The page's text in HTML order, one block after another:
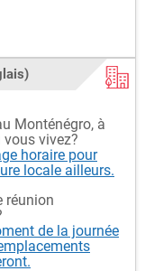
Monténégro, à
vivez?
horaire pour
locale ailleurs.
réunion
de la journée